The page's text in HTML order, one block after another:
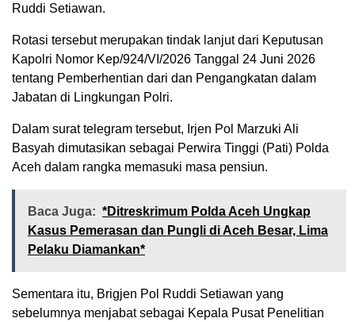
Ruddi Setiawan.
Rotasi tersebut merupakan tindak lanjut dari Keputusan
Kapolri Nomor Kep/924/VI/2026 Tanggal 24 Juni 2026
tentang Pemberhentian dari dan Pengangkatan dalam
Jabatan di Lingkungan Polri.
Dalam surat telegram tersebut, Irjen Pol Marzuki Ali
Basyah dimutasikan sebagai Perwira Tinggi (Pati) Polda
Aceh dalam rangka memasuki masa pensiun.
Baca Juga: *Ditreskrimum Polda Aceh Ungkap
Kasus Pemerasan dan Pungli di Aceh Besar, Lima
Pelaku Diamankan*
Sementara itu, Brigjen Pol Ruddi Setiawan yang
sebelumnya menjabat sebagai Kepala Pusat Penelitian